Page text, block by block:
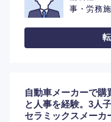
事・労務
自動車メーカーで購
と人事を経験。3人
セラミックスメーカ